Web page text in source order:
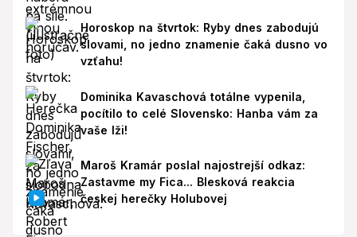
Horoskop na štvrtok: Ryby dnes zabodujú
slovami, no jedno znamenie čaká dusno vo
vzťahu!
Dominika Kavaschová totálne vypenila,
pocítilo to celé Slovensko: Hanba vám za
vaše lži!
Maroš Kramár poslal najostrejší odkaz:
Zastavme my Fica... Blesková reakcia
českej herečky Holubovej